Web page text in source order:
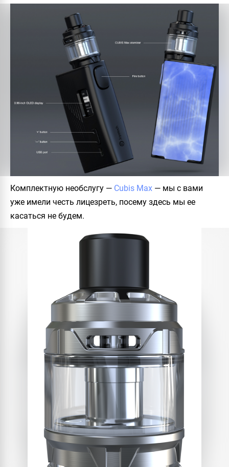
Комплектную необслугу — Cubis Max — мы с вами
уже имели честь лицезреть, посему здесь мы ее
касаться не будем.